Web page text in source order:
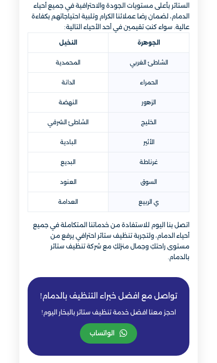
الستائر بأعلى مستويات الجودة والاحترافية في جميع أحياء
الدمام، لضمان رضا عملائنا الكرام وتلبية احتياجاتهم بكفاءة
عالية. سواء كنتِ تقيمين في أحد الأحياء التالية:
الجوهرة النخيل
الشاطئ الغربي المحمدية
الحمراء الدانة
الزهور النهضة
الخليج الشاطئ الشرقي
الأثير البادية
غرناطة البديع
السوق العنود
ي الربيع العدامة
اتصل بنا اليوم للاستفادة من خدماتنا المتكاملة في جميع
أحياء الدمام، ولتجربة تنظيف ستائر احترافي يرفع من
مستوى راحتكِ وجمال منزلكِ مع شركة تنظيف ستائر
بالدمام.
تواصل مع افضل خبراء التنظيف بالدمام!
احجز معنا افضل خدمة تنظيف ستائر بالبخار اليوم!
الواتساب